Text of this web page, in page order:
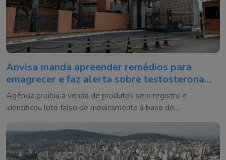
Anvisa manda apreender remédios para
emagrecer e faz alerta sobre testosterona
falsificada
Agência proibiu a venda de produtos sem registro e
identificou lote falso de medicamento à base de